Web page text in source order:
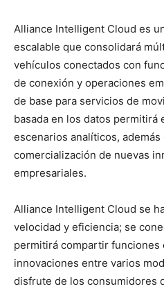
Alliance Intelligent Cloud es
escalable que consolidará
vehículos conectados con
de conexión y operaciones
de base para servicios de
basada en los datos permitirá
escenarios analíticos,
comercialización de nuevas
empresariales.
Alliance Intelligent Cloud se
velocidad y eficiencia; se
permitirá compartir funciones
innovaciones entre varios
disfrute de los consumidores